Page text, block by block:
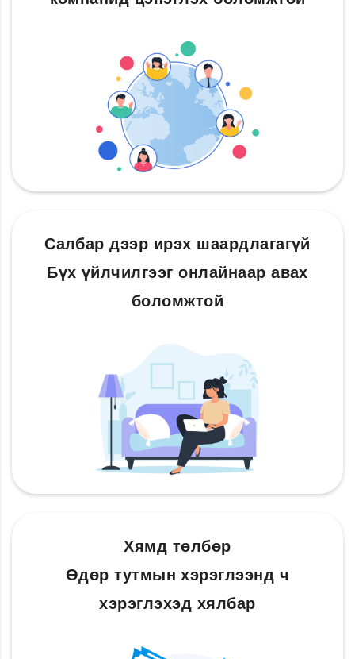
Салбар дээр ирэх шаардлагагүй
Бүх үйлчилгээг онлайнаар авах
боломжтой
Хямд төлбөр
Өдөр тутмын хэрэглээнд ч
хэрэглэхэд хялбар